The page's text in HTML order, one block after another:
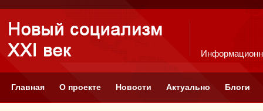
Главная О проекте Новости Актуально Блоги